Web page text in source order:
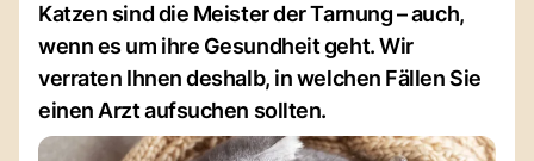
Katzen sind die Meister der Tarnung – auch,
wenn es um ihre Gesundheit geht. Wir
verraten Ihnen deshalb, in welchen Fällen Sie
einen Arzt aufsuchen sollten.